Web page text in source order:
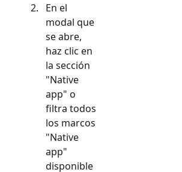
En el
modal que
se abre,
haz clic en
la sección
"Native
app" o
filtra todos
los marcos
"Native
app"
disponible